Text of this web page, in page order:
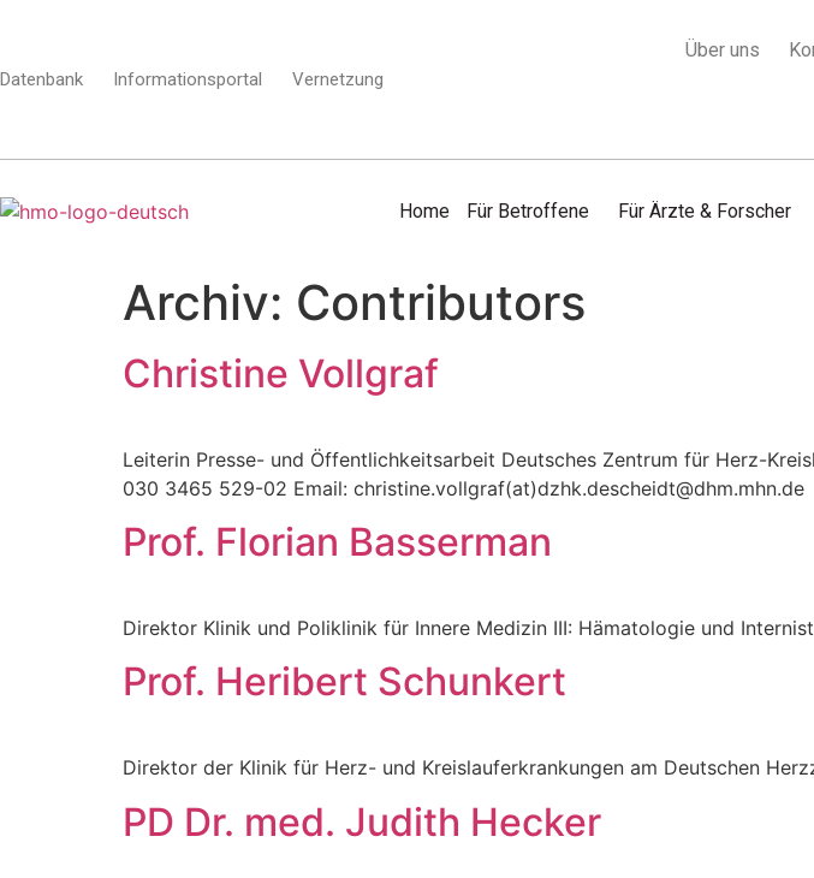
Datenbank Informationsportal Vernetzung
Über uns
Home Für Betroffene Für Ärzte & Forscher
Archiv: Contributors
Christine Vollgraf
Leiterin Presse- und Öffentlichkeitsarbeit Deutsches Zentrum für Herz-
030 3465 529-02 Email: christine.vollgraf(at)dzhk.descheidt@dhm.mhn.de
Prof. Florian Basserman
Direktor Klinik und Poliklinik für Innere Medizin III: Hämatologie und
Prof. Heribert Schunkert
Direktor der Klinik für Herz- und Kreislauferkrankungen am Deutschen
PD Dr. med. Judith Hecker